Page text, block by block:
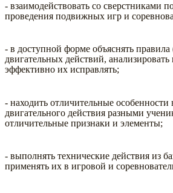
- взаимодействовать со сверстниками
проведения подвижных игр и
- в доступной форме объяснять
двигательных действий,
эффективно их исправлять;
- находить отличительные
двигательного действия разными
отличительные признаки и элементы;
- выполнять технические действия из
применять их в игровой и